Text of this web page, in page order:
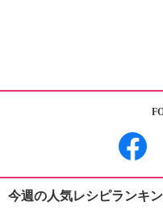
今週の人気レシピランキ